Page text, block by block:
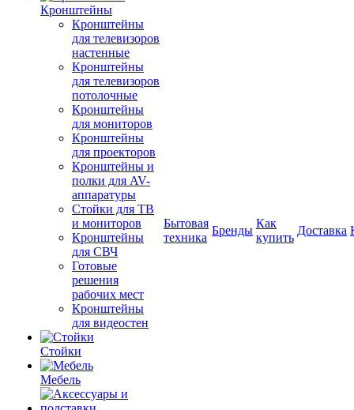
Кронштейны
Кронштейны
для телевизоров
настенные
Кронштейны
для телевизоров
потолочные
Кронштейны
для мониторов
Кронштейны
для проекторов
Кронштейны и
полки для AV-
аппаратуры
Стойки для ТВ
и мониторов
Кронштейны
для СВЧ
Готовые
решения
рабочих мест
Кронштейны
для видеостен
Стойки
Мебель
Бытовая
техника
Бренды
Как
купить
Доставка